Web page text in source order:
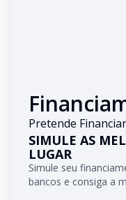
Pretende
SIMULE AS
LUGAR
Simule seu
bancos e consiga a